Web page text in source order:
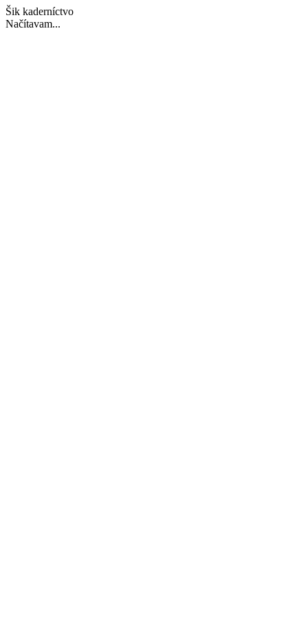
Šik kaderníctvo
Načítavam...